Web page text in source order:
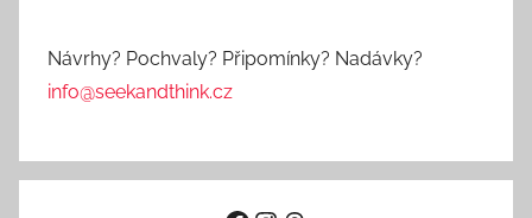
Návrhy? Pochvaly? Připomínky? Nadávky?
info@seekandthink.cz